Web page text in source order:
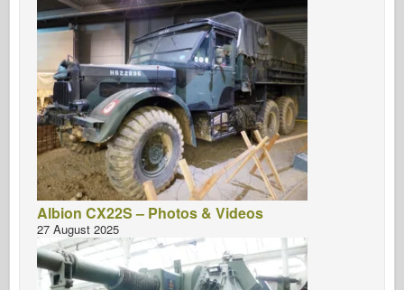
Albion CX22S – Photos & Videos
27 August 2025